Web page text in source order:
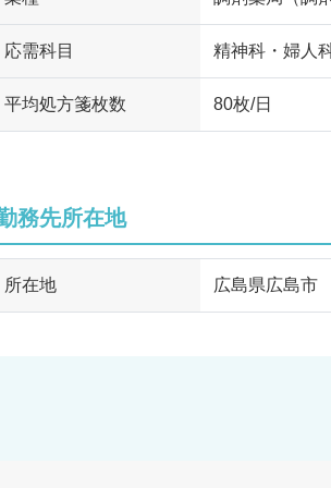
応需科目 精神科・婦人
平均処方箋枚数 80枚/日
務先所在地
所在地 広島県広島市